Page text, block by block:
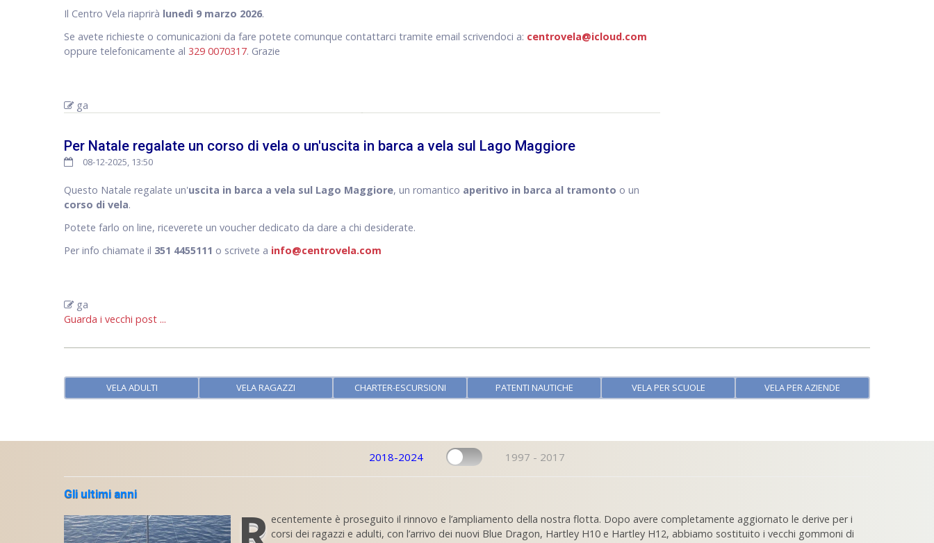
Il Centro Vela riaprirà lunedì 9 marzo 2026.
Se avete richieste o comunicazioni da fare potete comunque contattarci tramite email scrivendoci a: centrovela@icloud.com
oppure telefonicamente al 329 0070317. Grazie
ga
Per Natale regalate un corso di vela o un'uscita in barca a vela sul Lago Maggiore
08-12-2025, 13:50
Questo Natale regalate un'uscita in barca a vela sul Lago Maggiore, un romantico aperitivo in barca al tramonto o un
corso di vela.
Potete farlo on line, riceverete un voucher dedicato da dare a chi desiderate.
Per info chiamate il 351 4455111 o scrivete a info@centrovela.com
ga
Guarda i vecchi post ...
VELA ADULTI VELA RAGAZZI CHARTER-ESCURSIONI PATENTI NAUTICHE VELA PER SCUOLE VELA PER AZIENDE
2018-2024 1997 - 2017
Gli ultimi anni
ecentemente è proseguito il rinnovo e l’ampliamento della nostra flotta. Dopo avere completamente aggiornato le derive per i
corsi dei ragazzi e adulti, con l’arrivo dei nuovi Blue Dragon, Hartley H10 e Hartley H12, abbiamo sostituito i vecchi gommoni di